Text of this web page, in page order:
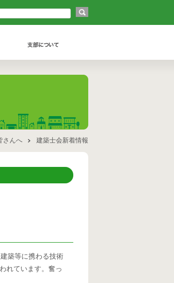
建築士会新着情報
さんへ
築等に携わる技術
れています。奮っ